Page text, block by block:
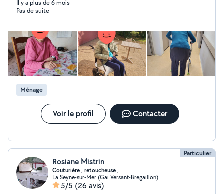
gardée ma grand mère alzeimer pendant 2 ans à mon
domicile et elle s'est éteinte pendant son goûter je suis
des enfants alors je suis disponible pour du baby sitting
à votre domicile où chez moi n'hésitez à me poser
toutes questions complémentaires je serais enchantée
d'y répondre merci
Il y a plus de 6 mois
Pas de suite
Ménage
Voir le profil Contacter
Particulier
Rosiane Mistrin
Couturière , retoucheuse ,
La Seyne-sur-Mer (Gai Versant-Bregaillon)
5/5 (26 avis)